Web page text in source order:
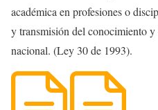
académica en profesiones o
y transmisión del conocimiento
nacional. (Ley 30 de 1993).